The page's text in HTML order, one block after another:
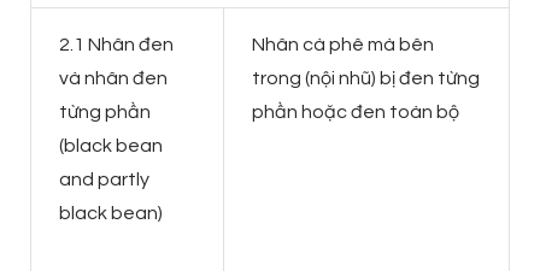
2.1 Nhân đen
và nhân đen
từng phần
(black bean
and partly
black bean)
Nhân cà phê mà bên
trong (nội nhũ) bị đen từng
phần hoặc đen toàn bộ